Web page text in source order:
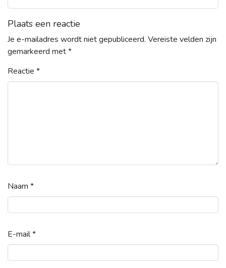
Plaats een reactie
Je e-mailadres wordt niet gepubliceerd. Vereiste velden zijn
gemarkeerd met*
Reactie *
Naam *
E-mail*